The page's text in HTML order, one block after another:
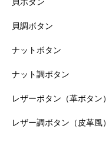
貝調ボタン
ナットボタン
ナット調ボタン
レザーボタン（革ボタン）
レザー調ボタン（皮革風）